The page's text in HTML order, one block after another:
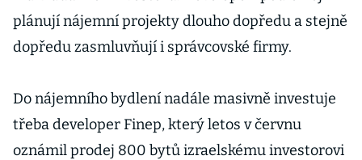
plánují nájemní projekty dlouho dopředu a stejně
dopředu zasmluvňují i správcovské firmy.
Do nájemního bydlení nadále masivně investuje
třeba developer Finep, který letos v červnu
oznámil prodej 800 bytů izraelskému investorovi